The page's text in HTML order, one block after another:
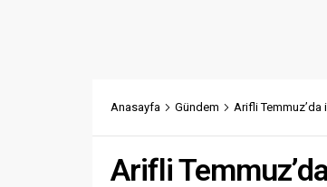
Anasayfa Gündem Arifli
Arifli